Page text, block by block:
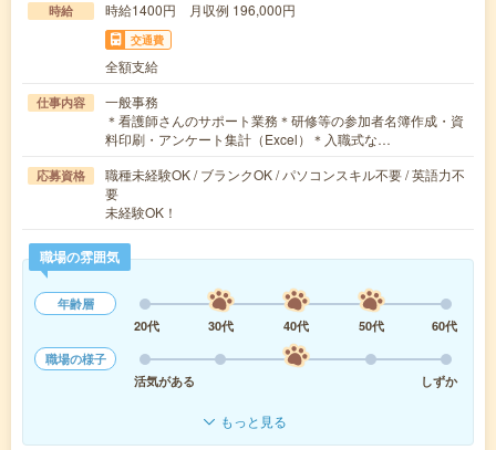
時給 時給1400円 月収例 196,000円
交通費
全額支給
仕事内容
一般事務
＊看護師さんのサポート業務＊研修等の参加者名簿作成・資
料印刷・アンケート集計（Excel）＊入職式な…
応募資格
職種未経験OK / ブランクOK / パソコンスキル不要 / 英語力不
要
未経験OK！
職場の雰囲気
年齢層
20代
30代 40代 50代
60代
職場の様子
活気がある
しずか
もっと見る